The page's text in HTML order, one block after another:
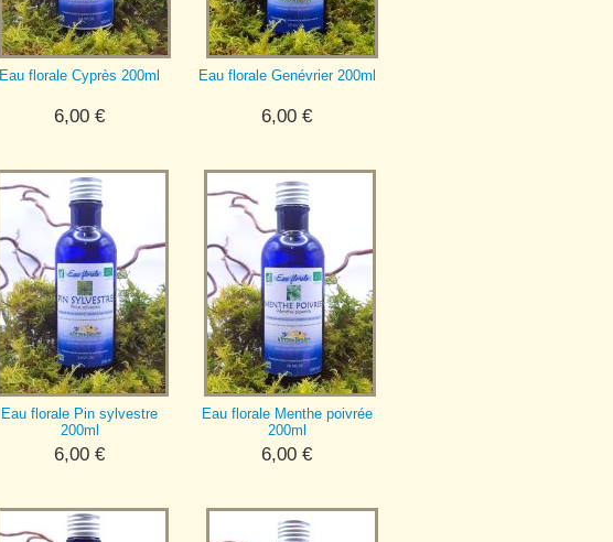
Eau florale Cyprès 200ml
6,00 €
Eau florale Genévrier 200ml
6,00 €
Eau florale Pin sylvestre
200ml
6,00 €
Eau florale Menthe poivrée
200ml
6,00 €